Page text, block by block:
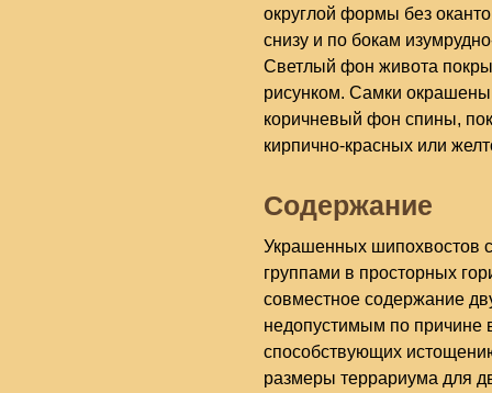
округлой формы без
снизу и по бокам
Светлый фон живота
рисунком. Самки
коричневый фон спины,
кирпично-красных или
Содержание
Украшенных шипохвостов
группами в просторных
совместное содержание
недопустимым по причине
способствующих
размеры террариума для